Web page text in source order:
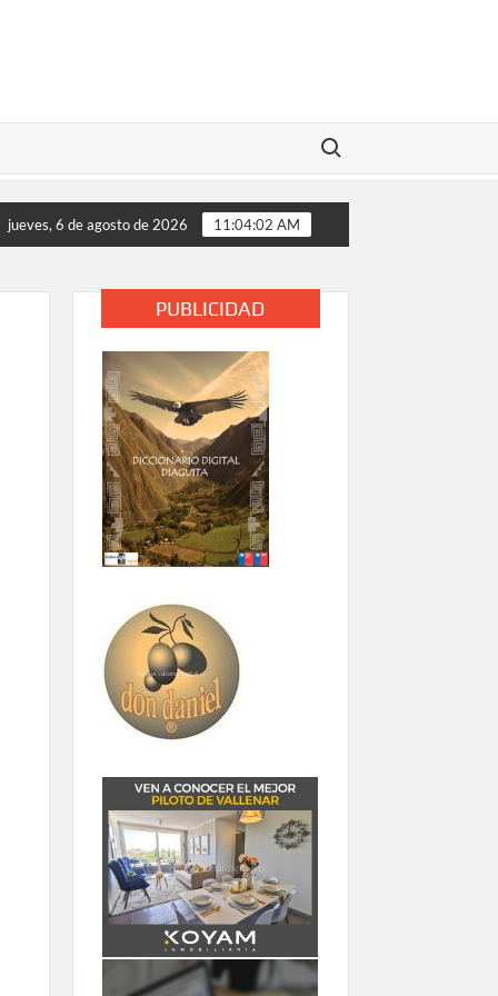
Buscar:
de las comunidades educativas rurales de Vallenar y Alto del
jueves, 6 de agosto de 2026 11:04:03 AM
PUBLICIDAD